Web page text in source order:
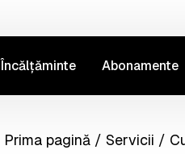
Încălțăminte Abonamente
Prima pagină/ Servicii /